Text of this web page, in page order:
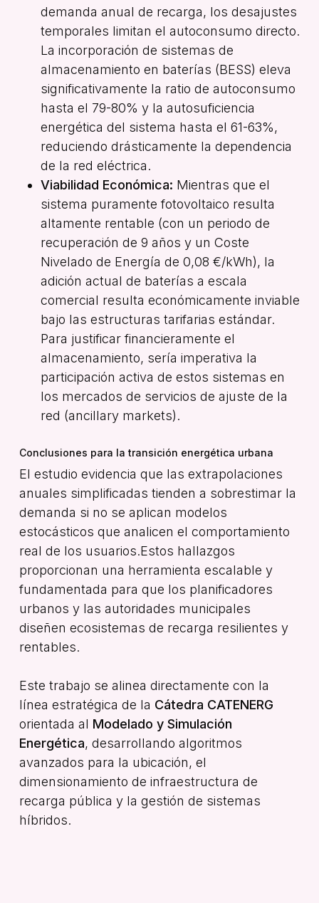
demanda anual de recarga, los desajustes
temporales limitan el autoconsumo directo.
La incorporación de sistemas de
almacenamiento en baterías (BESS) eleva
significativamente la ratio de autoconsumo
hasta el 79-80% y la autosuficiencia
energética del sistema hasta el 61-63%,
reduciendo drásticamente la dependencia
de la red eléctrica.
Viabilidad Económica: Mientras que el
sistema puramente fotovoltaico resulta
altamente rentable (con un periodo de
recuperación de 9 años y un Coste
Nivelado de Energía de 0,08 €/kWh), la
adición actual de baterías a escala
comercial resulta económicamente inviable
bajo las estructuras tarifarias estándar.
Para justificar financieramente el
almacenamiento, sería imperativa la
participación activa de estos sistemas en
los mercados de servicios de ajuste de la
red (ancillary markets).
Conclusiones para la transición energética urbana
El estudio evidencia que las extrapolaciones
anuales simplificadas tienden a sobrestimar la
demanda si no se aplican modelos
estocásticos que analicen el comportamiento
real de los usuarios.Estos hallazgos
proporcionan una herramienta escalable y
fundamentada para que los planificadores
urbanos y las autoridades municipales
diseñen ecosistemas de recarga resilientes y
rentables.
Este trabajo se alinea directamente con la
línea estratégica de la Cátedra CATENERG
orientada al Modelado y Simulación
Energética, desarrollando algoritmos
avanzados para la ubicación, el
dimensionamiento de infraestructura de
recarga pública y la gestión de sistemas
híbridos.